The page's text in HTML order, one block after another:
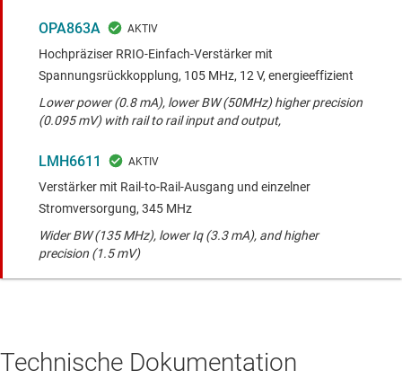
OPA863A
Hochpräziser RRIO-Einfach-Verstärker mit
Spannungsrückkopplung, 105 MHz, 12 V, energieeffizient
Lower power (0.8 mA), lower BW (50MHz) higher precision
(0.095 mV) with rail to rail input and output,
LMH6611
Verstärker mit Rail-to-Rail-Ausgang und einzelner
Stromversorgung, 345 MHz
Wider BW (135 MHz), lower Iq (3.3 mA), and higher
precision (1.5 mV)
Technische Dokumentation